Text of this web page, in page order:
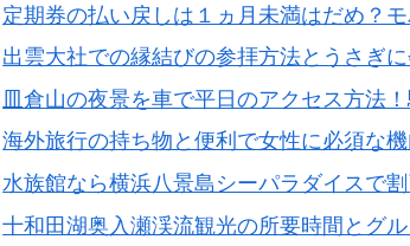
定期券の払い戻しは１ヵ月未満はだめ？
出雲大社での縁結びの参拝方法とうさぎ
皿倉山の夜景を車で平日のアクセス方法
海外旅行の持ち物と便利で女性に必須な
水族館なら横浜八景島シーパラダイスで
十和田湖奥入瀬渓流観光の所要時間とグ